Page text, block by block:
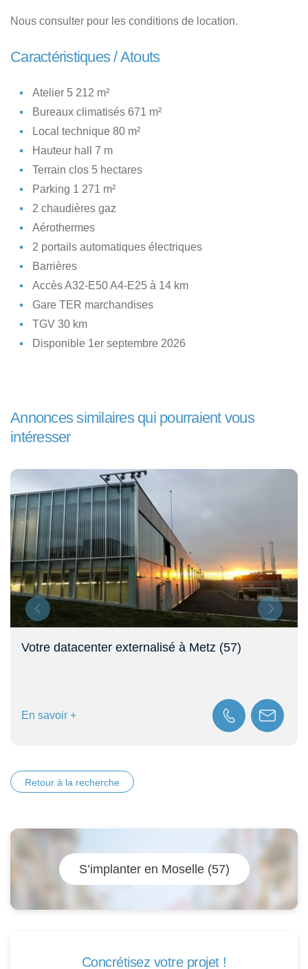
Nous consulter pour les conditions de location.
Caractéristiques / Atouts
Atelier 5 212 m²
Bureaux climatisés 671 m²
Local technique 80 m²
Hauteur hall 7 m
Terrain clos 5 hectares
Parking 1 271 m²
2 chaudières gaz
Aérothermes
2 portails automatiques électriques
Barrières
Accès A32-E50 A4-E25 à 14 km
Gare TER marchandises
TGV 30 km
Disponible 1er septembre 2026
Annonces similaires qui pourraient vous
intéresser
Votre datacenter externalisé à Metz (57)
En savoir +
Retour à la recherche
S’implanter en Moselle (57)
Concrétisez votre projet !